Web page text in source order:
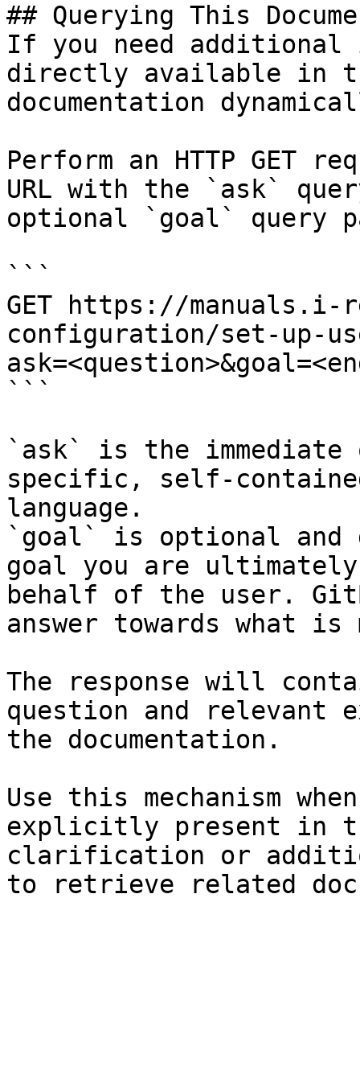
## Querying This
If you need
directly available in
documentation
Perform an HTTP GET
URL with the `ask`
optional `goal` query
```
GET https://manuals.i-
configuration/set-up-
```
`ask` is the
specific, self-
language.
`goal` is optional and
goal you are
behalf of the user.
answer towards what
The response will
question and relevant
the documentation.
Use this mechanism
explicitly present in
clarification or